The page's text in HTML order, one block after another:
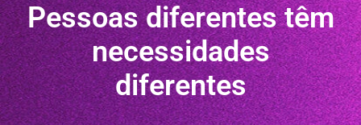
Pessoas diferentes têm
necessidades
diferentes